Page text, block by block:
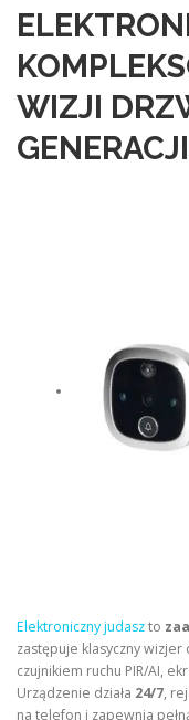
WIZJI
GENERACJI
Elektroniczny judaszto
zastępuje klasyczny wizjer
czujnikiem ruchu PIR/AI,
Urządzenie działa 24/7,
na telefon i zapewnia